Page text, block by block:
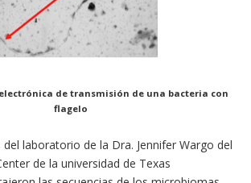
de transmisión de una bacteria con
flagelo
laboratorio de la Dra. Jennifer Wargo del
de la universidad de Texas